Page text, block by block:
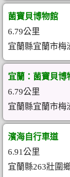
菌寶貝博物館
6.79公里
宜蘭縣宜蘭市梅
宜蘭：菌寶貝博
6.79公里
宜蘭縣宜蘭市梅
濱海自行車道
6.91公里
宜蘭縣263壯圍